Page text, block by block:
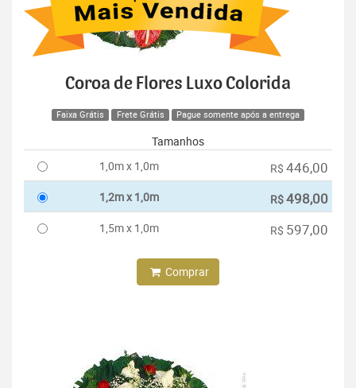
Coroa de Flores Luxo Colorida
Faixa Grátis Frete Grátis Pague somente após a entrega
Tamanhos
1,0m x 1,0m
R$ 446,00
1,2m x 1,0m R$498,00
1,5m x 1,0m R$ 597,00
Comprar